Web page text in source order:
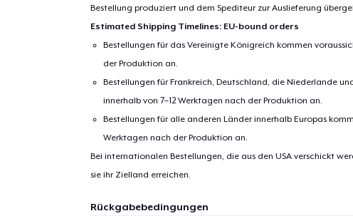
Bestellung produziert und dem Spediteur zur Auslieferung
Estimated Shipping Timelines: EU-bound orders
Bestellungen für das Vereinigte Königreich kommen
der Produktion an.
Bestellungen für Frankreich, Deutschland, die Niederlande
innerhalb von 7–12 Werktagen nach der Produktion an.
Bestellungen für alle anderen Länder innerhalb Europas
Werktagen nach der Produktion an.
Bei internationalen Bestellungen, die aus den USA verschickt
sie ihr Zielland erreichen.
Rückgabebedingungen
Zur